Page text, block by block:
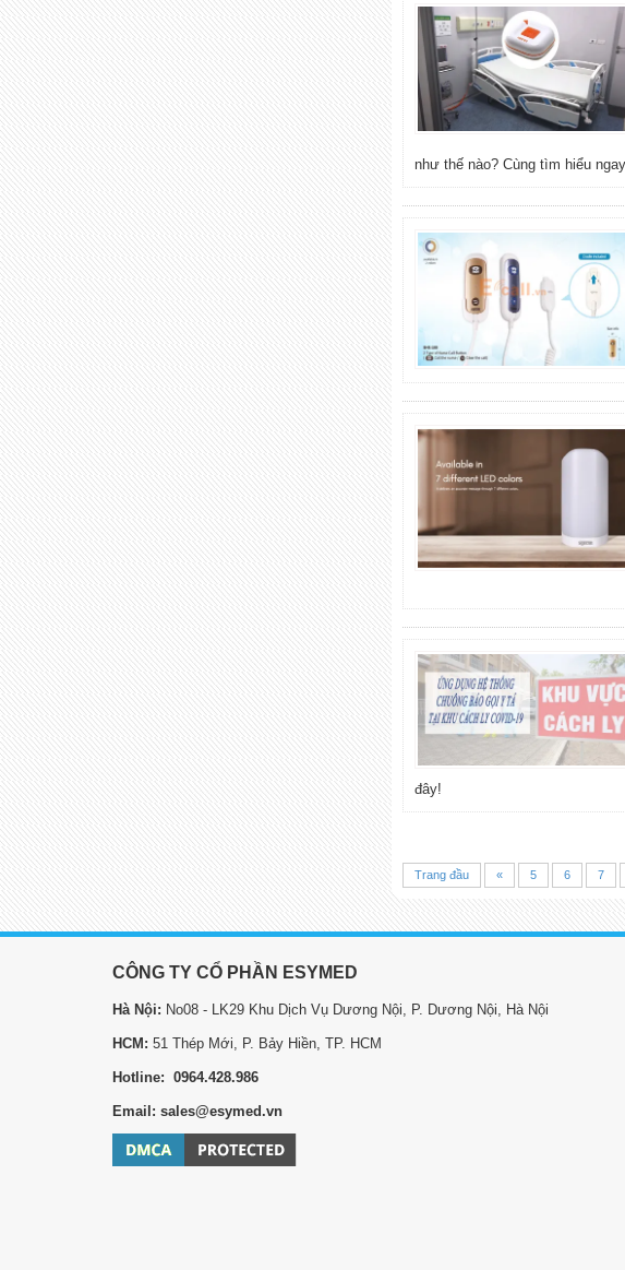
như thế nào? Cùng tìm hiểu
đây!
Trang đầu « 5 6 7
CÔNG TY CỔ PHẦN ESYMED
Hà Nội: No08 - LK29 Khu Dịch Vụ Dương Nội, P. Dương Nội, Hà Nội
HCM: 51 Thép Mới, P. Bảy Hiền, TP. HCM
Hotline: 0964.428.986
Email: sales@esymed.vn